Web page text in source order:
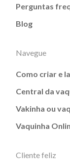
Perguntas
Blog
Navegue
Como criar e
Central da
Vakinha ou
Vaquinha
Cliente feliz